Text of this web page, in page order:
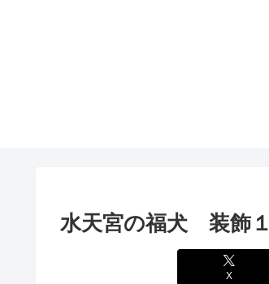
水天宮の福犬 装飾１
X